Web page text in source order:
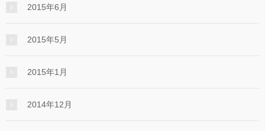
2015年6月
2015年5月
2015年1月
2014年12月